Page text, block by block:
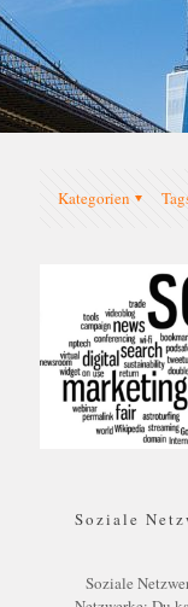
Kategorien
Soziale
Soziale